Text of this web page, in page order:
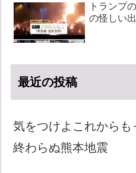
トランプ
の怪しい
最近の投稿
気をつけよこれから
終わらぬ熊本地震